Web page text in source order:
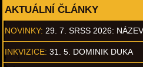
AKTUÁLNÍ ČLÁNKY
NOVINKY: 29. 7. SRSS 2026:
INKVIZICE: 31. 5. DOMINIK DUKA